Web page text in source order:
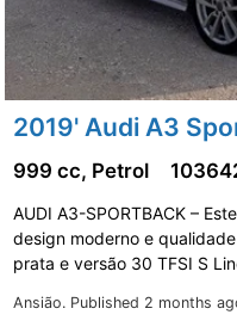
2019' Audi A3
Ansião. Published 2 months
999 cc, Petrol
AUDI A3-SPORTBACK –
design moderno e
prata e versão 30 TFSI S